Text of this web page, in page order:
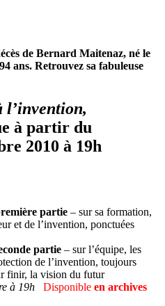
de Bernard Maitenaz, né le
ans. Retrouvez sa fabuleuse
l’invention,
à partir du
2010 à 19h
partie – sur sa formation,
et de l’invention, ponctuées
partie – sur l’équipe, les
de l’invention, toujours
finir, la vision du futur
à 19h Disponible en archives